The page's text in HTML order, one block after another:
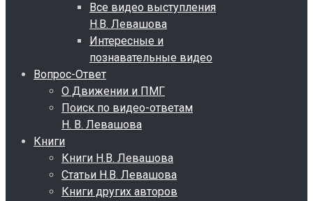
Все видео выступления
Н.В. Левашова
Интересные и
познавательные видео
Вопрос-Ответ
О Движении и ПМГ
Поиск по видео-ответам
Н. В. Левашова
Книги
Книги Н.В. Левашова
Статьи Н.В. Левашова
Книги других авторов